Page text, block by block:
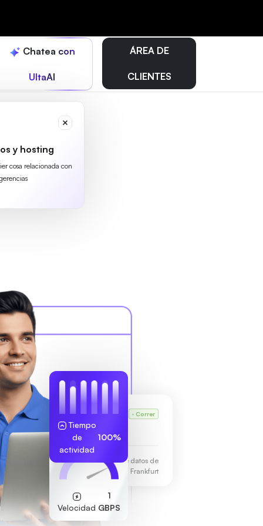
Chatea con
UltaAI
y hosting
cosa relacionada con
ÁREA DE
CLIENTES
VPS de Karl Correr
255.189.85.19
Centro de datos de
Frankfurt
Velocidad
1
GBPS
Tiempo
de
actividad
100%